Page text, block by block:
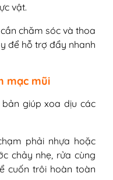
vật.
chăm sóc và thoa
để hỗ trợ đẩy nhanh
mạc mũi
giúp xoa dịu các
phải nhựa hoặc
chảy nhẹ, rửa cùng
cuốn trôi hoàn toàn